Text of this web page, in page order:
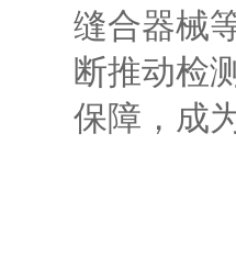
缝合器械
断推动检
保障，成